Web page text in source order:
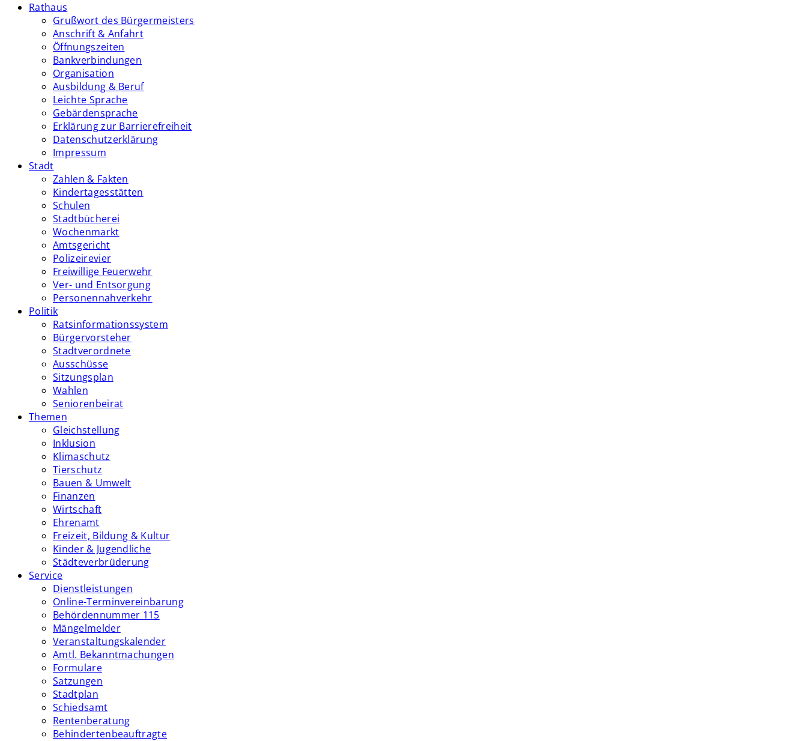
Rathaus
Grußwort des Bürgermeisters
Anschrift & Anfahrt
Öffnungszeiten
Bankverbindungen
Organisation
Ausbildung & Beruf
Leichte Sprache
Gebärdensprache
Erklärung zur Barrierefreiheit
Datenschutzerklärung
Impressum
Stadt
Zahlen & Fakten
Kindertagesstätten
Schulen
Stadtbücherei
Wochenmarkt
Amtsgericht
Polizeirevier
Freiwillige Feuerwehr
Ver- und Entsorgung
Personennahverkehr
Politik
Ratsinformationssystem
Bürgervorsteher
Stadtverordnete
Ausschüsse
Sitzungsplan
Wahlen
Seniorenbeirat
Themen
Gleichstellung
Inklusion
Klimaschutz
Tierschutz
Bauen & Umwelt
Finanzen
Wirtschaft
Ehrenamt
Freizeit, Bildung & Kultur
Kinder & Jugendliche
Städteverbrüderung
Service
Dienstleistungen
Online-Terminvereinbarung
Behördennummer 115
Mängelmelder
Veranstaltungskalender
Amtl. Bekanntmachungen
Formulare
Satzungen
Stadtplan
Schiedsamt
Rentenberatung
Behindertenbeauftragte